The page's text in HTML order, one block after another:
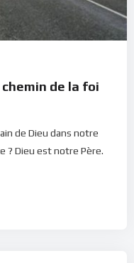
de la foi
de Dieu dans notre
? Dieu est notre Père.